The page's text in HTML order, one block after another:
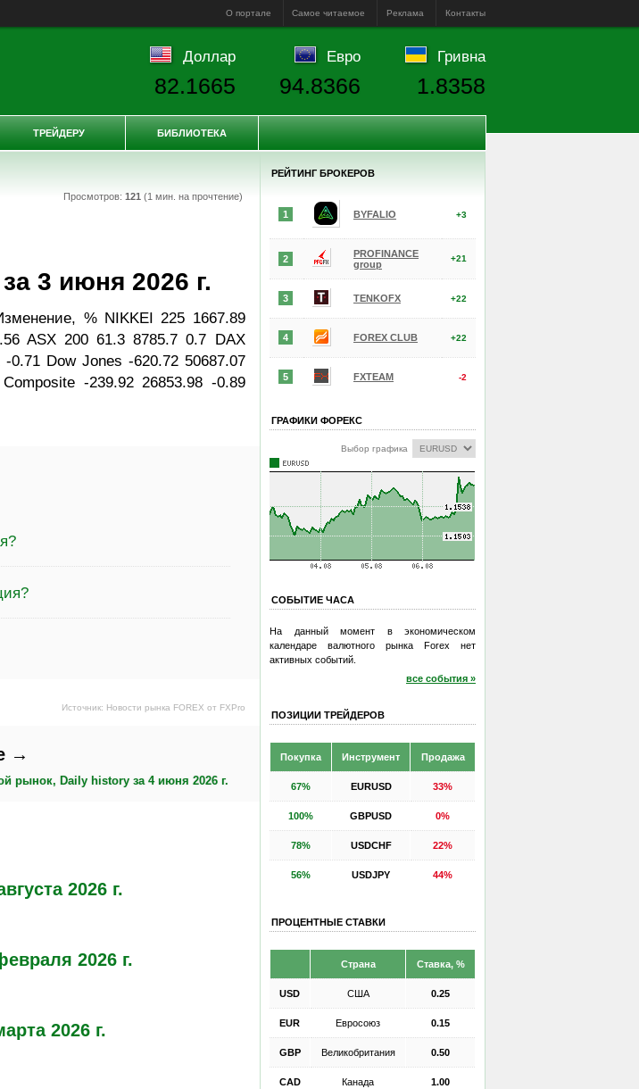
О портале Самое читаемое Реклама Контакты
Просмотров: 121 (1 мин. на прочтение)
3 июня 2026 г.
% NIKKEI 225 1667.89
ASX 200 61.3 8785.7 0.7 DAX
0.71 Dow Jones -620.72 50687.07
-239.92 26853.98 -0.89
Источник: Новости рынка FOREX от FXPro
→
рынок, Daily history за 4 июня 2026 г.
2026 г.
2026 г.
2026 г.
РЕЙТИНГ БРОКЕРОВ
1 BYFALIO +3
2
PROFINANCE
group
+21
3 TENKOFX +22
4 FOREX CLUB +22
5 FXTEAM -2
ГРАФИКИ ФОРЕКС
Выбор графика
СОБЫТИЕ ЧАСА
На данный момент в экономическом
календаре валютного рынка Forex нет
активных событий.
все события »
ПОЗИЦИИ ТРЕЙДЕРОВ
Покупка Инструмент Продажа
67% EURUSD 33%
100% GBPUSD 0%
78% USDCHF 22%
56% USDJPY 44%
ПРОЦЕНТНЫЕ СТАВКИ
Страна Ставка, %
USD США 0.25
EUR Евросоюз 0.15
GBP Великобритания 0.50
CAD Канада 1.00
Доллар
82.1665
Евро
94.8366
Гривна
1.8358
ТРЕЙДЕРУ БИБЛИОТЕКА